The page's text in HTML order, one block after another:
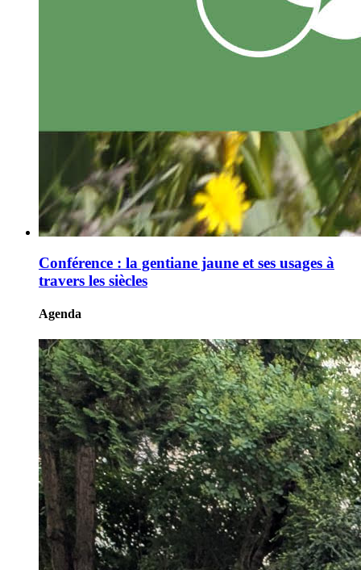
Conférence : la gentiane jaune et ses usages à
travers les siècles
Agenda